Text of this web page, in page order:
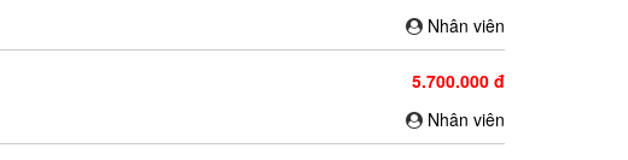
Nhân viên
5.700.000 đ
Nhân viên